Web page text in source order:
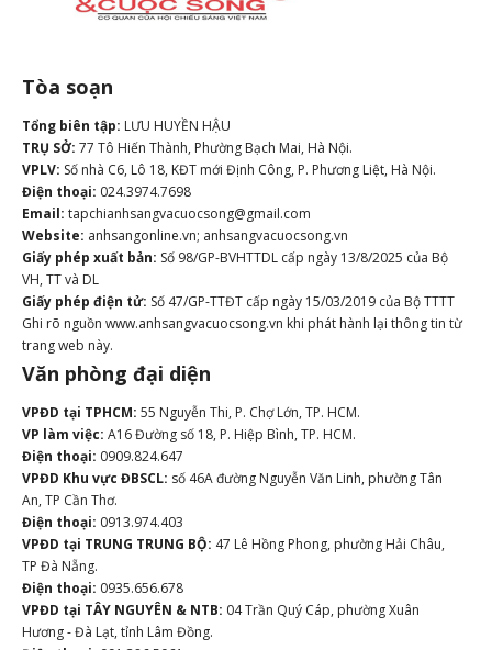
Tòa soạn
Tổng biên tập: LƯU HUYỀN HẬU
TRỤ SỞ: 77 Tô Hiến Thành, Phường Bạch Mai, Hà Nội.
VPLV: Số nhà C6, Lô 18, KĐT mới Định Công, P. Phương Liệt, Hà Nội.
Điện thoại: 024.3974.7698
Email: tapchianhsangvacuocsong@gmail.com
Website: anhsangonline.vn; anhsangvacuocsong.vn
Giấy phép xuất bản: Số 98/GP-BVHTTDL cấp ngày 13/8/2025 của Bộ
VH, TT và DL
Giấy phép điện tử: Số 47/GP-TTĐT cấp ngày 15/03/2019 của Bộ TTTT
Ghi rõ nguồn www.anhsangvacuocsong.vn khi phát hành lại thông tin từ
trang web này.
Văn phòng đại diện
VPĐD tại TPHCM: 55 Nguyễn Thi, P. Chợ Lớn, TP. HCM.
VP làm việc: A16 Đường số 18, P. Hiệp Bình, TP. HCM.
Điện thoại: 0909.824.647
VPĐD Khu vực ĐBSCL: số 46A đường Nguyễn Văn Linh, phường Tân
An, TP Cần Thơ.
Điện thoại: 0913.974.403
VPĐD tại TRUNG TRUNG BỘ: 47 Lê Hồng Phong, phường Hải Châu,
TP Đà Nẵng.
Điện thoại: 0935.656.678
VPĐD tại TÂY NGUYÊN & NTB: 04 Trần Quý Cáp, phường Xuân
Hương - Đà Lạt, tỉnh Lâm Đồng.